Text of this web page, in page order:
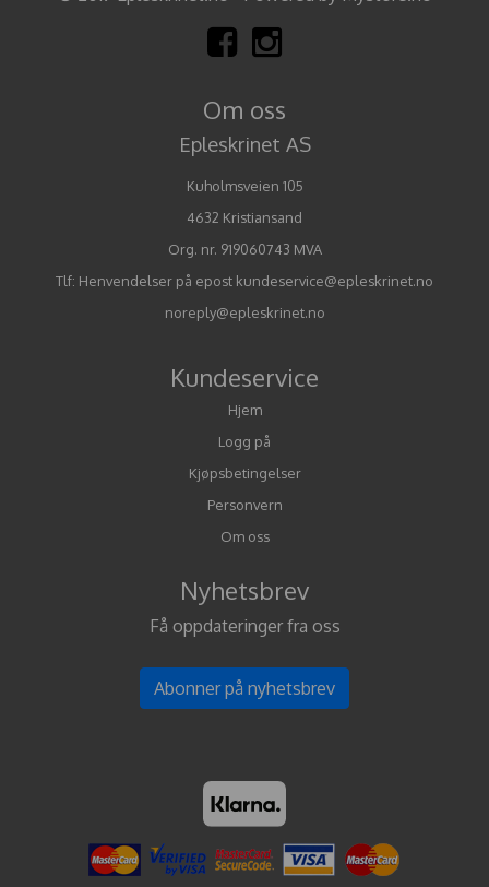
Om oss
Epleskrinet AS
Kuholmsveien 105
4632 Kristiansand
Org. nr. 919060743 MVA
Tlf: Henvendelser på epost kundeservice@epleskrinet.no
noreply@epleskrinet.no
Kundeservice
Hjem
Logg på
Kjøpsbetingelser
Personvern
Om oss
Nyhetsbrev
Få oppdateringer fra oss
Abonner på nyhetsbrev